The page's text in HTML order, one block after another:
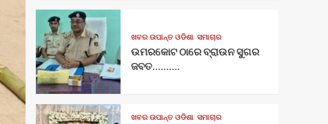
ଖବର ଉପାନ୍ତ ଓଡିଶା ସମାଚାର
ଉମରକୋଟ ଠାରେ ବ୍ରାଉନ ସୁଗର
ଜବତ……….
ଖବର ଉପାନ୍ତ ଓଡିଶା ସମାଚାର